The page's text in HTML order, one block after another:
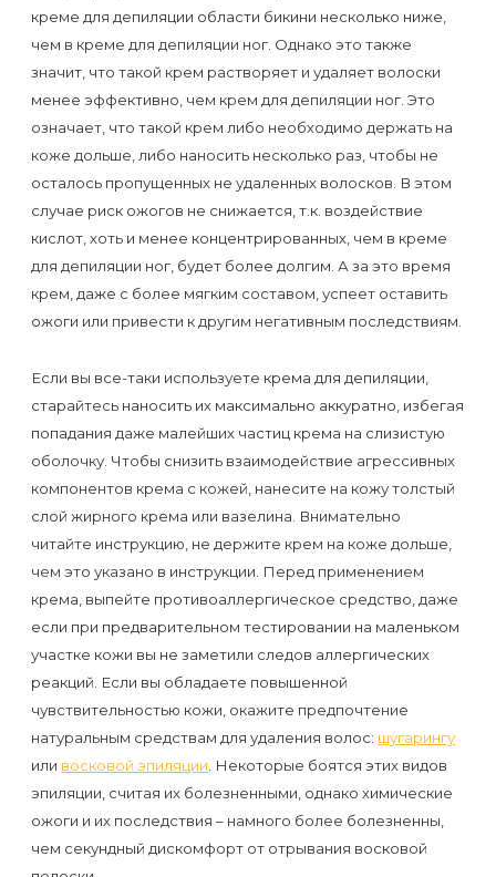
Эпиляция
депиляция?
креме для депиляции области бикини несколько ниже,
чем в креме для депиляции ног. Однако это также
значит, что такой крем растворяет и удаляет волоски
менее эффективно, чем крем для депиляции ног. Это
означает, что такой крем либо необходимо держать на
коже дольше, либо наносить несколько раз, чтобы не
осталось пропущенных не удаленных волосков. В этом
случае риск ожогов не снижается, т.к. воздействие
кислот, хоть и менее концентрированных, чем в креме
для депиляции ног, будет более долгим. А за это время
крем, даже с более мягким составом, успеет оставить
ожоги или привести к другим негативным последствиям.
Если вы все-таки используете крема для депиляции,
старайтесь наносить их максимально аккуратно, избегая
попадания даже малейших частиц крема на слизистую
оболочку. Чтобы снизить взаимодействие агрессивных
компонентов крема с кожей, нанесите на кожу толстый
слой жирного крема или вазелина. Внимательно
читайте инструкцию, не держите крем на коже дольше,
чем это указано в инструкции. Перед применением
крема, выпейте противоаллергическое средство, даже
если при предварительном тестировании на маленьком
участке кожи вы не заметили следов аллергических
реакций. Если вы обладаете повышенной
чувствительностью кожи, окажите предпочтение
натуральным средствам для удаления волос: шугарингу
или восковой эпиляции . Некоторые боятся этих видов
эпиляции, считая их болезненными, однако химические
ожоги и их последствия – намного более болезненны,
чем секундный дискомфорт от отрывания восковой